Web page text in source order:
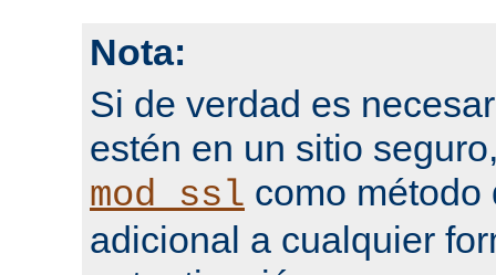
Nota:
Si de verdad es
estén en un sitio
mod_ssl como método
adicional a cualquier